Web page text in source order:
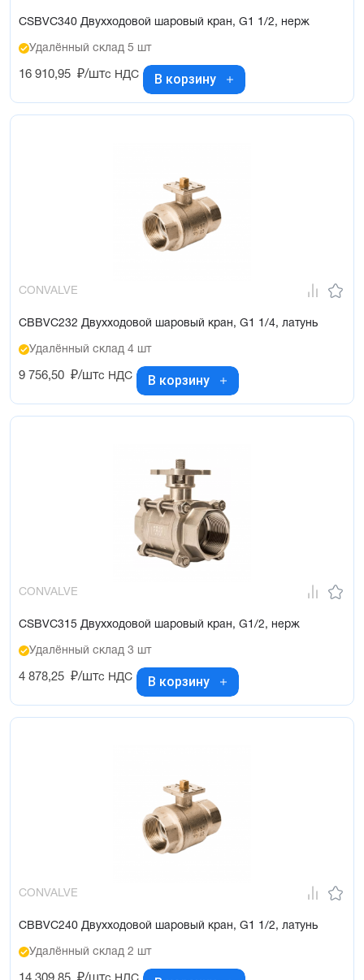
CSBVC340 Двухходовой шаровый кран, G1 1/2, нерж
Удалённый склад 5 шт
16 910,95 ₽/штс НДС В корзину
CONVALVE
CBBVC232 Двухходовой шаровый кран, G1 1/4, латунь
Удалённый склад 4 шт
9 756,50 ₽/штс НДС В корзину
CONVALVE
CSBVC315 Двухходовой шаровый кран, G1/2, нерж
Удалённый склад 3 шт
4 878,25 ₽/штс НДС В корзину
CONVALVE
CBBVC240 Двухходовой шаровый кран, G1 1/2, латунь
Удалённый склад 2 шт